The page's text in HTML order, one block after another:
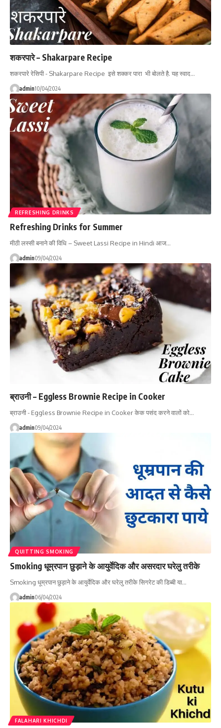
शकरपारे – Shakarpare Recipe
शकरपारे रेसिपी - Shakarpare Recipe इसे शक्कर पारा भी बोलते है. यह स्वाद…
admin10/04/2024
REFRESHING DRINKS
Refreshing Drinks for Summer
मीठी लस्सी बनाने की विधि – Sweet Lassi Recipe in Hindi आज…
admin09/04/2024
ब्राउनी – Eggless Brownie Recipe in Cooker
ब्राउनी - Eggless Brownie Recipe in Cooker केक पसंद करने वालों को…
admin09/04/2024
QUITTING SMOKING
Smoking धूम्रपान छुड़ाने के आयुर्वेदिक और असरदार घरेलु तरीके
Smoking धूम्रपान छुड़ाने के आयुर्वेदिक और घरेलु तरीके सिगरेट की डिब्‍बी या…
admin06/04/2024
FALAHARI KHICHDI